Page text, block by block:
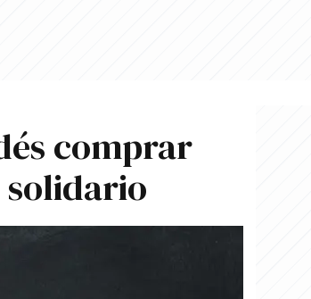
comprar
solidario